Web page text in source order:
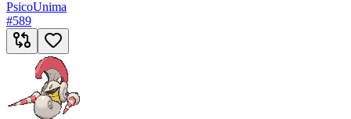
PsicoUnima
#589